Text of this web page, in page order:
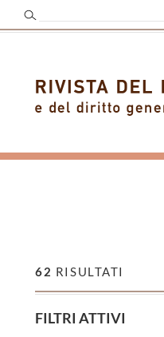
62 RISULTATI
FILTRI ATTIVI